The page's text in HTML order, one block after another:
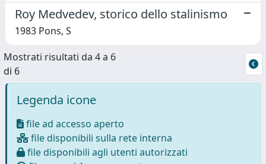
Roy Medvedev, storico dello stalinismo
1983 Pons, S
Mostrati risultati da 4 a 6
di 6
Legenda icone
file ad accesso aperto
file disponibili sulla rete interna
file disponibili agli utenti autorizzati